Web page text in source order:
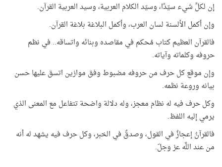
إن لكلِّ شيء سيّدًا، وسيّد الكلام العربية، وسيد العربية القرآن.
وإن أكمل الألسنة لسان العرب، وأكمل البلاغة بلاغة القرآن.
فالقرآن العظيم كتاب مُحكم في مقاصده وبنائه واتساقه.. في نظم
حروفه وكلماته وآياته.
وإن موقع كل حرف من حروفه مضبوط وفق موازين اتسق عليها حسن
بيانه وروعة نظمه.
وكل حرف فيه له نظام معجز، وله دلالة واضحة تتفاعل مع المعنى الذي
يرمي إليه اللفظ.
فالقرآنُ إعجازٌ في القول، وصدقٌ في الخبر، وكل حرف فيه يشهد له أنه
من عند اللَّه عز وجلّ.